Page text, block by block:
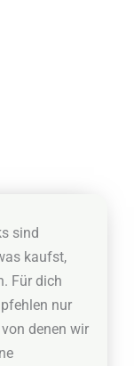
sind
kaufst,
Für dich
nur
denen wir